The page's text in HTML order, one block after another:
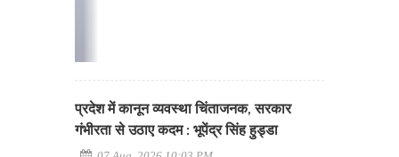
प्रदेश में कानून व्यवस्था चिंताजनक, सरकार
गंभीरता से उठाए कदम : भूपेंद्र सिंह हुड्डा